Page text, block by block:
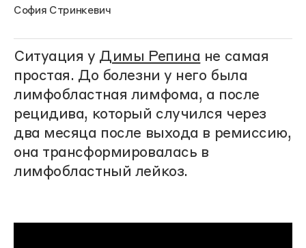
София Стринкевич
Ситуация у Димы Репина не самая
простая. До болезни у него была
лимфобластная лимфома, а после
рецидива, который случился через
два месяца после выхода в ремиссию,
она трансформировалась в
лимфобластный лейкоз.